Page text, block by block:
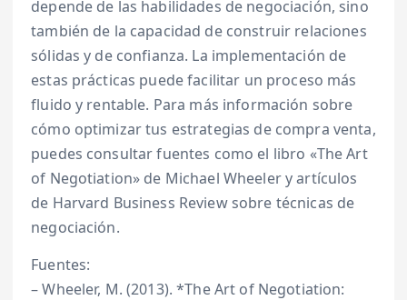
depende de las habilidades de negociación, sino
también de la capacidad de construir relaciones
sólidas y de confianza. La implementación de
estas prácticas puede facilitar un proceso más
fluido y rentable. Para más información sobre
cómo optimizar tus estrategias de compra venta,
puedes consultar fuentes como el libro «The Art
of Negotiation» de Michael Wheeler y artículos
de Harvard Business Review sobre técnicas de
negociación.
Fuentes:
– Wheeler, M. (2013). *The Art of Negotiation: